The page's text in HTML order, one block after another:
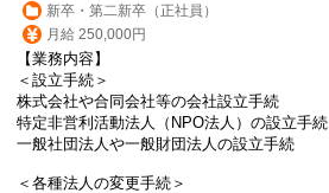
新卒・第二新卒（正社員）
月給 250,000円
【業務内容】
＜設立手続＞
株式会社や合同会社等の会社設立手続
特定非営利活動法人（NPO法人）の設立手続
一般社団法人や一般財団法人の設立手続
＜各種法人の変更手続＞